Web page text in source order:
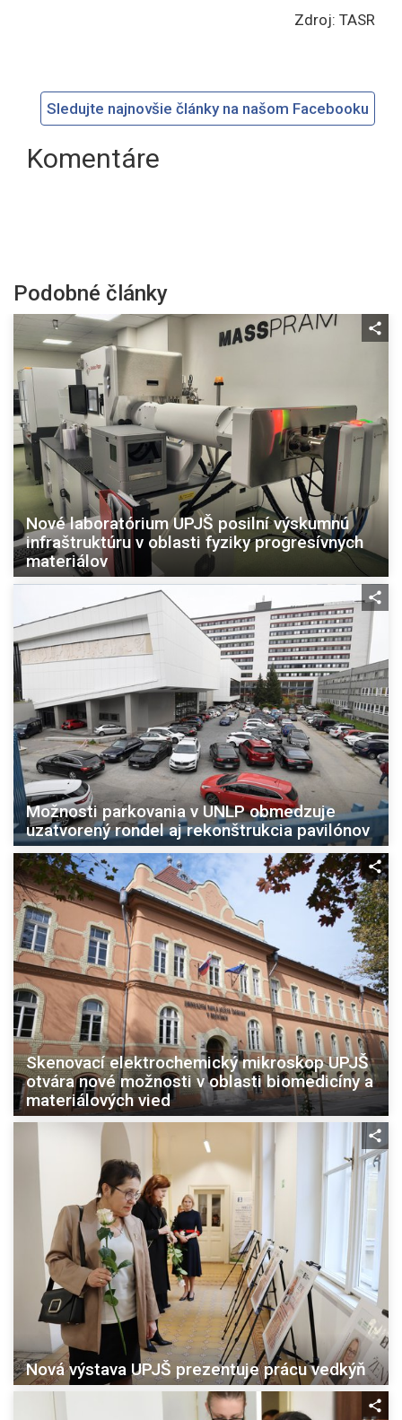
Zdroj: TASR
Sledujte najnovšie články na našom Facebooku
Komentáre
Podobné články
Nové laboratórium UPJŠ posilní výskumnú
infraštruktúru v oblasti fyziky progresívnych
materiálov
Možnosti parkovania v UNLP obmedzuje
uzatvorený rondel aj rekonštrukcia pavilónov
Skenovací elektrochemický mikroskop UPJŠ
otvára nové možnosti v oblasti biomedicíny a
materiálových vied
Nová výstava UPJŠ prezentuje prácu vedkýň